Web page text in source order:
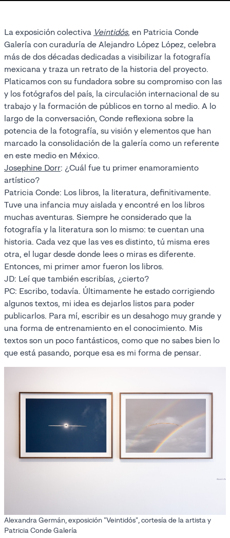
La exposición colectiva Veintidós, en Patricia Conde
Galería con curaduría de Alejandro López López, celebra
más de dos décadas dedicadas a visibilizar la fotografía
mexicana y traza un retrato de la historia del proyecto.
Platicamos con su fundadora sobre su compromiso con las
y los fotógrafos del país, la circulación internacional de su
trabajo y la formación de públicos en torno al medio. A lo
largo de la conversación, Conde reflexiona sobre la
potencia de la fotografía, su visión y elementos que han
marcado la consolidación de la galería como un referente
en este medio en México.
Josephine Dorr: ¿Cuál fue tu primer enamoramiento
artístico?
Patricia Conde: Los libros, la literatura, definitivamente.
Tuve una infancia muy aislada y encontré en los libros
muchas aventuras. Siempre he considerado que la
fotografía y la literatura son lo mismo: te cuentan una
historia. Cada vez que las ves es distinto, tú misma eres
otra, el lugar desde donde lees o miras es diferente.
Entonces, mi primer amor fueron los libros.
JD: Leí que también escribías, ¿cierto?
PC: Escribo, todavía. Últimamente he estado corrigiendo
algunos textos, mi idea es dejarlos listos para poder
publicarlos. Para mí, escribir es un desahogo muy grande y
una forma de entrenamiento en el conocimiento. Mis
textos son un poco fantásticos, como que no sabes bien lo
que está pasando, porque esa es mi forma de pensar.
Alexandra Germán, exposición "Veintidós", cortesía de la artista y
Patricia Conde Galería